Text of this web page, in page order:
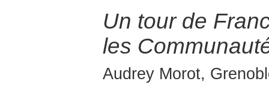
Un tour de
les
Audrey Morot,